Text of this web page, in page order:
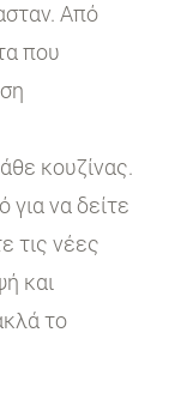
Από
που
κουζίνας.
να δείτε
τις νέες
και
το